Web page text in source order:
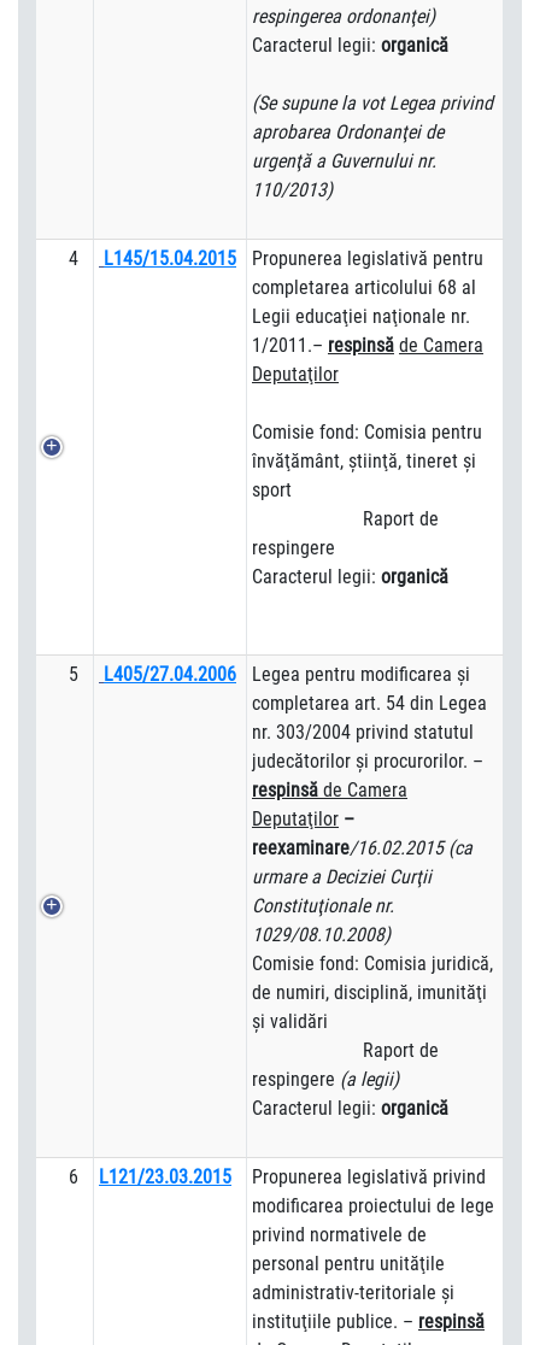
respingerea ordonanţei)
Caracterul legii: organică
(Se supune la vot Legea privind
aprobarea Ordonanţei de
urgenţă a Guvernului nr.
110/2013)
4 L145/15.04.2015
Propunerea legislativă pentru
completarea articolului 68 al
Legii educaţiei naţionale nr.
1/2011.– respinsă de Camera
Deputaţilor
Comisie fond: Comisia pentru
învăţământ, ştiinţă, tineret şi
sport
Raport de
respingere
Caracterul legii: organică
5 L405/27.04.2006
Legea pentru modificarea şi
completarea art. 54 din Legea
nr. 303/2004 privind statutul
judecătorilor şi procurorilor. –
respinsă de Camera
Deputaţilor –
reexaminare/16.02.2015 (ca
urmare a Deciziei Curţii
Constituţionale nr.
1029/08.10.2008)
Comisie fond: Comisia juridică,
de numiri, disciplină, imunităţi
şi validări
Raport de
respingere (a legii)
Caracterul legii: organică
6 L121/23.03.2015
Propunerea legislativă privind
modificarea proiectului de lege
privind normativele de
personal pentru unităţile
administrativ-teritoriale şi
instituţiile publice. – respinsă